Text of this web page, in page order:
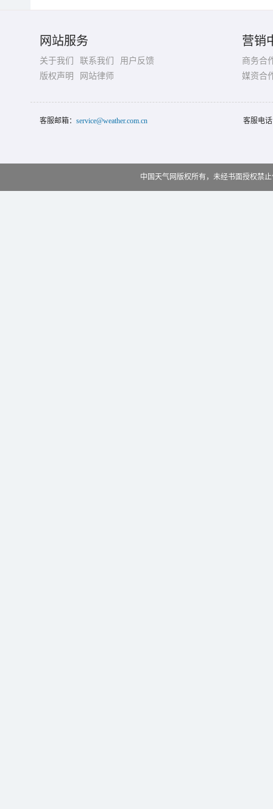
网站服务
关于我们 联系我们
用户反馈
版权声明
网站律师
营销
商务合
媒资合
客服邮箱： service@weather.com.cn 客服电
中国天气网版权所有，未经书面授权